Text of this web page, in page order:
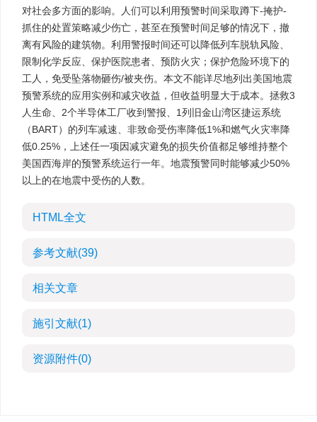
对社会多方面的影响。人们可以利用预警时间采取蹲下-掩护-
抓住的处置策略减少伤亡，甚至在预警时间足够的情况下，撤
离有风险的建筑物。利用警报时间还可以降低列车脱轨风险、
限制化学反应、保护医院患者、预防火灾；保护危险环境下的
工人，免受坠落物砸伤/被夹伤。本文不能详尽地列出美国地震
预警系统的应用实例和减灾收益，但收益明显大于成本。拯救3
人生命、2个半导体工厂收到警报、1列旧金山湾区捷运系统
（BART）的列车减速、非致命受伤率降低1%和燃气火灾率降
低0.25%，上述任一项因减灾避免的损失价值都足够维持整个
美国西海岸的预警系统运行一年。地震预警同时能够减少50%
以上的在地震中受伤的人数。
HTML全文
参考文献(39)
相关文章
施引文献(1)
资源附件(0)